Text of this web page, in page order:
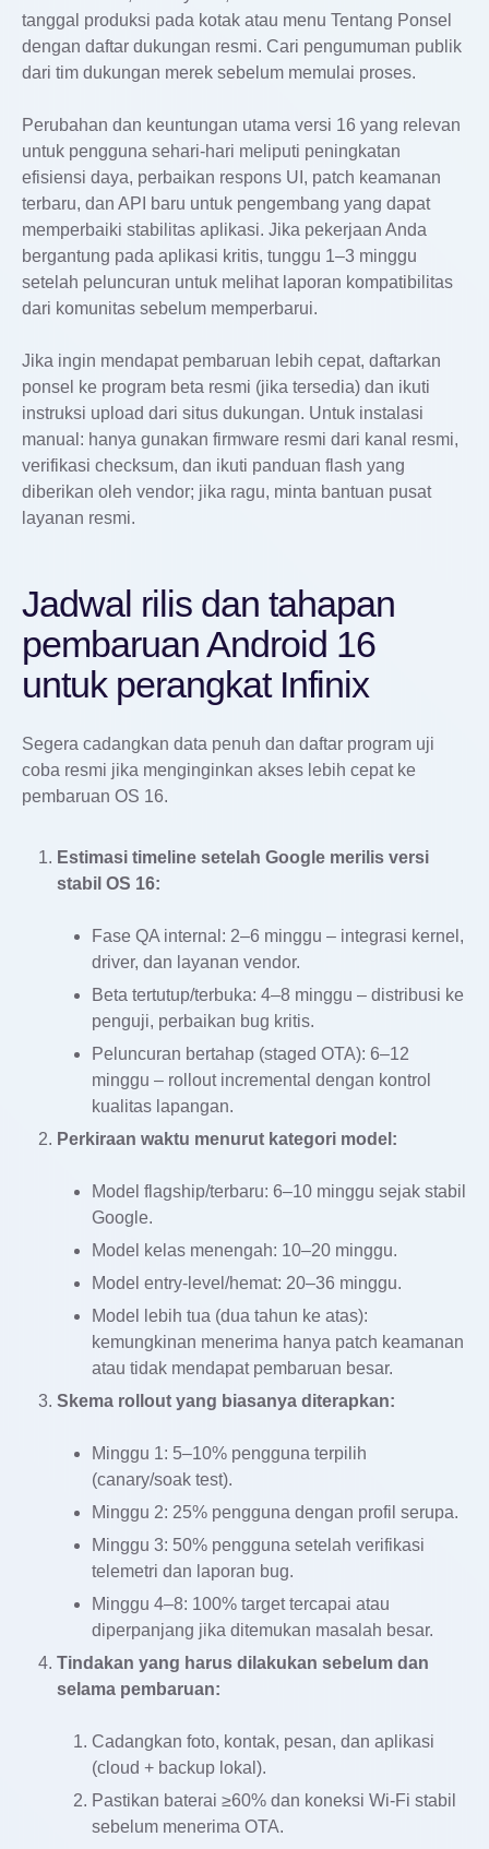
tanggal produksi pada kotak atau menu Tentang Ponsel
dengan daftar dukungan resmi. Cari pengumuman publik
dari tim dukungan merek sebelum memulai proses.
Perubahan dan keuntungan utama versi 16 yang relevan
untuk pengguna sehari‑hari meliputi peningkatan
efisiensi daya, perbaikan respons UI, patch keamanan
terbaru, dan API baru untuk pengembang yang dapat
memperbaiki stabilitas aplikasi. Jika pekerjaan Anda
bergantung pada aplikasi kritis, tunggu 1–3 minggu
setelah peluncuran untuk melihat laporan kompatibilitas
dari komunitas sebelum memperbarui.
Jika ingin mendapat pembaruan lebih cepat, daftarkan
ponsel ke program beta resmi (jika tersedia) dan ikuti
instruksi upload dari situs dukungan. Untuk instalasi
manual: hanya gunakan firmware resmi dari kanal resmi,
verifikasi checksum, dan ikuti panduan flash yang
diberikan oleh vendor; jika ragu, minta bantuan pusat
layanan resmi.
Jadwal rilis dan tahapan
pembaruan Android 16
untuk perangkat Infinix
Segera cadangkan data penuh dan daftar program uji
coba resmi jika menginginkan akses lebih cepat ke
pembaruan OS 16.
Estimasi timeline setelah Google merilis versi
stabil OS 16:
Fase QA internal: 2–6 minggu – integrasi kernel,
driver, dan layanan vendor.
Beta tertutup/terbuka: 4–8 minggu – distribusi ke
penguji, perbaikan bug kritis.
Peluncuran bertahap (staged OTA): 6–12
minggu – rollout incremental dengan kontrol
kualitas lapangan.
Perkiraan waktu menurut kategori model:
Model flagship/terbaru: 6–10 minggu sejak stabil
Google.
Model kelas menengah: 10–20 minggu.
Model entry-level/hemat: 20–36 minggu.
Model lebih tua (dua tahun ke atas):
kemungkinan menerima hanya patch keamanan
atau tidak mendapat pembaruan besar.
Skema rollout yang biasanya diterapkan:
Minggu 1: 5–10% pengguna terpilih
(canary/soak test).
Minggu 2: 25% pengguna dengan profil serupa.
Minggu 3: 50% pengguna setelah verifikasi
telemetri dan laporan bug.
Minggu 4–8: 100% target tercapai atau
diperpanjang jika ditemukan masalah besar.
Tindakan yang harus dilakukan sebelum dan
selama pembaruan:
Cadangkan foto, kontak, pesan, dan aplikasi
(cloud + backup lokal).
Pastikan baterai ≥60% dan koneksi Wi‑Fi stabil
sebelum menerima OTA.